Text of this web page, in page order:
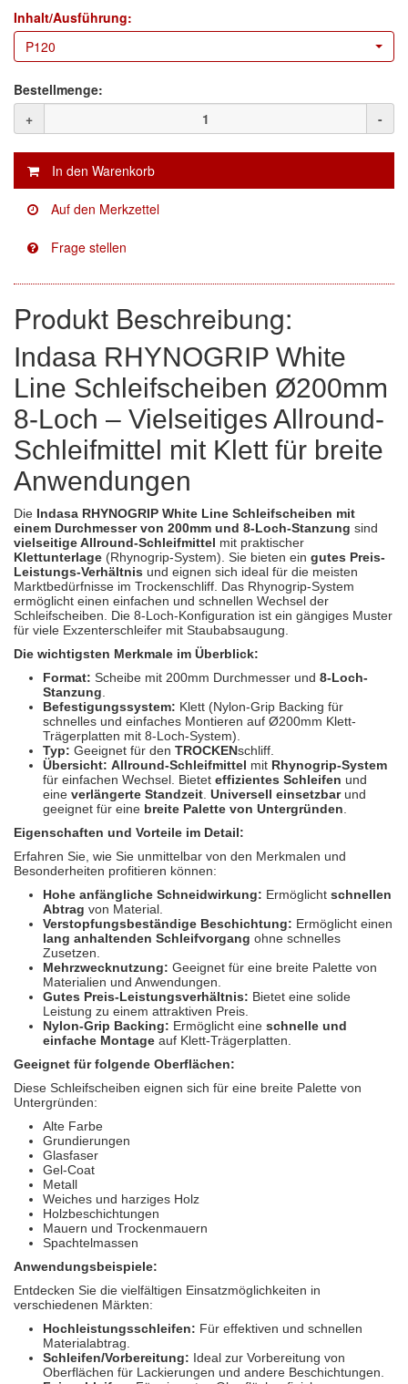
Colad
E-D
(1)
EVERCOAT
(2)
Facdos
(2)
KWASNY
(8)
Mirka
(1)
no-name
(1)
Novol
(3)
Prevost
(21)
Sia
(3)
Spectral
(5)
StarChem
(1)
Sundstrom
Troton
(2)
Wibeco
(1)
ZVG
Inhalt/Ausführung:
P120
Bestellmenge:
+
-
Produkt Beschreibung:
Indasa RHYNOGRIP White
Line Schleifscheiben Ø200mm
8-Loch – Vielseitiges Allround-
Schleifmittel mit Klett für breite
Anwendungen
Die Indasa RHYNOGRIP White Line Schleifscheiben mit
einem Durchmesser von 200mm und 8-Loch-Stanzung sind
vielseitige Allround-Schleifmittel mit praktischer
Klettunterlage (Rhynogrip-System). Sie bieten ein gutes Preis-
Leistungs-Verhältnis und eignen sich ideal für die meisten
Marktbedürfnisse im Trockenschliff. Das Rhynogrip-System
ermöglicht einen einfachen und schnellen Wechsel der
Schleifscheiben. Die 8-Loch-Konfiguration ist ein gängiges Muster
für viele Exzenterschleifer mit Staubabsaugung.
Die wichtigsten Merkmale im Überblick:
Format: Scheibe mit 200mm Durchmesser und 8-Loch-
Stanzung
Befestigungssystem: Klett (Nylon-Grip Backing für
schnelles und einfaches Montieren auf Ø200mm Klett-
Trägerplatten mit 8-Loch-System).
Typ: Geeignet für den TROCKENschliff.
Übersicht: Allround-Schleifmittel mit Rhynogrip-System
für einfachen Wechsel. Bietet effizientes Schleifen und
eine verlängerte Standzeit Universell einsetzbarund
geeignet für eine breite Palette von Untergründen
Eigenschaften und Vorteile im Detail:
Erfahren Sie, wie Sie unmittelbar von den Merkmalen und
Besonderheiten profitieren können:
Hohe anfängliche Schneidwirkung: Ermöglicht schnellen
Abtrag von Material.
Verstopfungsbeständige Beschichtung: Ermöglicht einen
lang anhaltenden Schleifvorgang ohne schnelles
Zusetzen.
Mehrzwecknutzung: Geeignet für eine breite Palette von
Materialien und Anwendungen.
Gutes Preis-Leistungsverhältnis: Bietet eine solide
Leistung zu einem attraktiven Preis.
Nylon-Grip Backing: Ermöglicht eine schnelle und
einfache Montage auf Klett-Trägerplatten.
Geeignet für folgende Oberflächen:
Diese Schleifscheiben eignen sich für eine breite Palette von
Untergründen:
Alte Farbe
Grundierungen
Glasfaser
Gel-Coat
Metall
Weiches und harziges Holz
Holzbeschichtungen
Mauern und Trockenmauern
Spachtelmassen
Anwendungsbeispiele:
Entdecken Sie die vielfältigen Einsatzmöglichkeiten in
verschiedenen Märkten:
Hochleistungsschleifen: Für effektiven und schnellen
Materialabtrag.
Schleifen/Vorbereitung: Ideal zur Vorbereitung von
Oberflächen für Lackierungen und andere Beschichtungen.